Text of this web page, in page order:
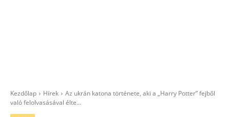
Kezdőlap Hírek
Az ukrán katona története, aki a „Harry Potter” fejből
való felolvasásával élte...